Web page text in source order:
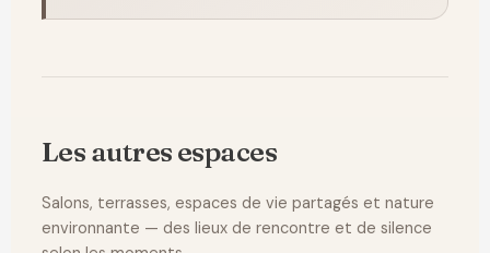
Les autres espaces
Salons, terrasses, espaces de vie partagés et nature
environnante — des lieux de rencontre et de silence